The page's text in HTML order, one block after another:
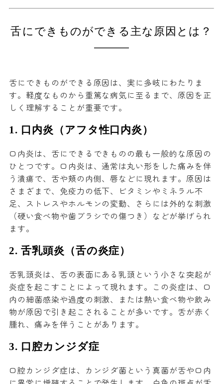
舌にできものができる主な原因とは？
舌にできものができる原因は、実に多岐にわたりま
す。軽度なものから重篤な病気に至るまで、原因を正
しく理解することが重要です。
1. 口内炎（アフタ性口内炎）
口内炎は、舌にできるできものの最も一般的な原因の
ひとつです。口内炎は、通常は丸い形をした痛みを伴
う潰瘍で、舌や頬の内側、唇などに現れます。原因は
さまざまで、免疫力の低下、ビタミンやミネラル不
足、ストレスやホルモンの変動、さらには外的な刺激
（硬い食べ物や歯ブラシでの傷つき）などが挙げられ
ます。
2. 舌乳頭炎（舌の炎症）
舌乳頭炎は、舌の表面にある乳頭という小さな突起が
炎症を起こすことによって現れます。この炎症は、口
内の細菌感染や過度の刺激、または熱い食べ物や飲み
物が原因で引き起こされることが多いです。舌が赤く
腫れ、痛みを伴うことがあります。
3. 口腔カンジダ症
口腔カンジダ症は、カンジダ菌という真菌が舌や口内